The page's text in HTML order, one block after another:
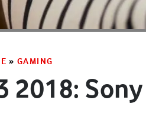
» GAMING
2018: